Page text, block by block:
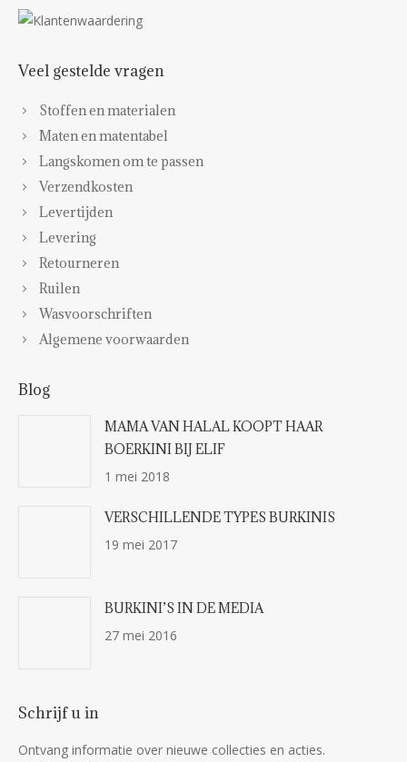
Veel gestelde vragen
Stoffen en materialen
Maten en matentabel
Langskomen om te passen
Verzendkosten
Levertijden
Levering
Retourneren
Ruilen
Wasvoorschriften
Algemene voorwaarden
Blog
MAMA VAN HALAL KOOPT HAAR
BOERKINI BIJ ELIF
1 mei 2018
VERSCHILLENDE TYPES BURKINIS
19 mei 2017
BURKINI’S IN DE MEDIA
27 mei 2016
Schrijf u in
Ontvang informatie over nieuwe collecties en acties.